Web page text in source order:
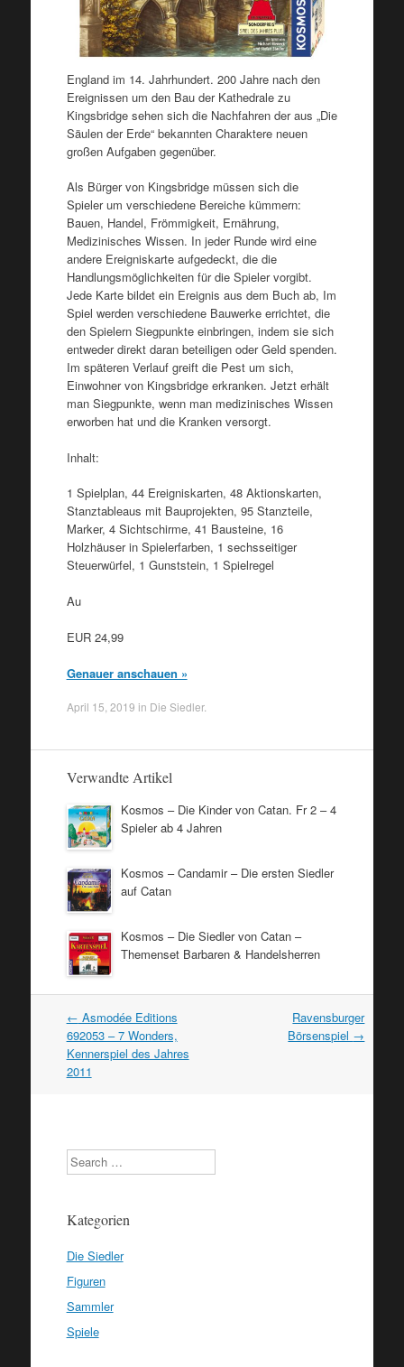
England im 14. Jahrhundert. 200 Jahre nach den
Ereignissen um den Bau der Kathedrale zu
Kingsbridge sehen sich die Nachfahren der aus „Die
Säulen der Erde“ bekannten Charaktere neuen
großen Aufgaben gegenüber.
Als Bürger von Kingsbridge müssen sich die
Spieler um verschiedene Bereiche kümmern:
Bauen, Handel, Frömmigkeit, Ernährung,
Medizinisches Wissen. In jeder Runde wird eine
andere Ereigniskarte aufgedeckt, die die
Handlungsmöglichkeiten für die Spieler vorgibt.
Jede Karte bildet ein Ereignis aus dem Buch ab, Im
Spiel werden verschiedene Bauwerke errichtet, die
den Spielern Siegpunkte einbringen, indem sie sich
entweder direkt daran beteiligen oder Geld spenden.
Im späteren Verlauf greift die Pest um sich,
Einwohner von Kingsbridge erkranken. Jetzt erhält
man Siegpunkte, wenn man medizinisches Wissen
erworben hat und die Kranken versorgt.
Inhalt:
1 Spielplan, 44 Ereigniskarten, 48 Aktionskarten,
Stanztableaus mit Bauprojekten, 95 Stanzteile,
Marker, 4 Sichtschirme, 41 Bausteine, 16
Holzhäuser in Spielerfarben, 1 sechsseitiger
Steuerwürfel, 1 Gunststein, 1 Spielregel
Au
EUR 24,99
Genauer anschauen »
April 15, 2019 in Die Siedler.
Verwandte Artikel
Kosmos – Die Kinder von Catan. Fr 2 – 4
Spieler ab 4 Jahren
Kosmos – Candamir – Die ersten Siedler
auf Catan
Kosmos – Die Siedler von Catan –
Themenset Barbaren & Handelsherren
Artikel
Navigation
← Asmodée Editions
692053 – 7 Wonders,
Kennerspiel des Jahres
2011
Ravensburger
Börsenspiel →
Search
Kategorien
Die Siedler
Figuren
Sammler
Spiele